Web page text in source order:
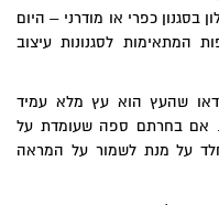
כפרי או מודרני – היום
המתאימות לסגנונות עיצוב
שהעץ הוא עץ מלא עמיד
אם בחרתם ספה שעומדת על
על מנת לשמור על המראה